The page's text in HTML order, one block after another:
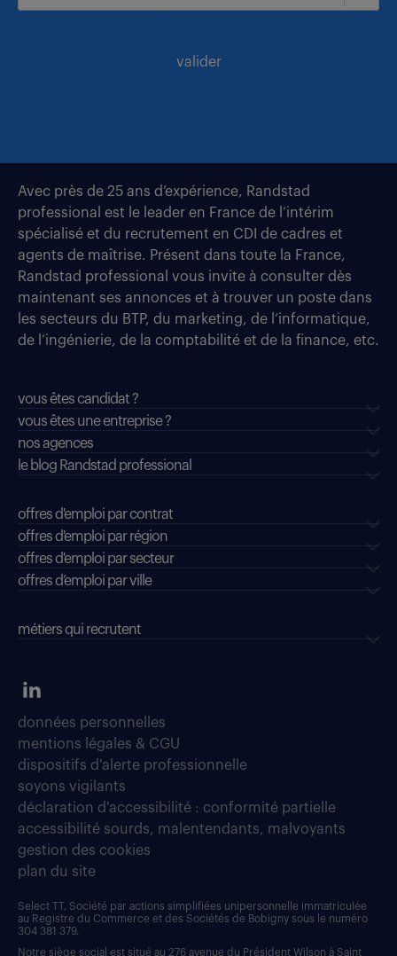
valider
Avec près de 25 ans d’expérience, Randstad
professional est le leader en France de l’intérim
spécialisé et du recrutement en CDI de cadres et
agents de maîtrise. Présent dans toute la France,
Randstad professional vous invite à consulter dès
maintenant ses annonces et à trouver un poste dans
les secteurs du BTP, du marketing, de l’informatique,
de l’ingénierie, de la comptabilité et de la finance, etc.
vous êtes candidat ?
vous êtes une entreprise ?
nos agences
le blog Randstad professional
offres d'emploi par contrat
offres d'emploi par région
offres d'emploi par secteur
offres d’emploi par ville
métiers qui recrutent
données personnelles
mentions légales & CGU
dispositifs d'alerte professionnelle
soyons vigilants
déclaration d'accessibilité : conformité partielle
accessibilité sourds, malentendants, malvoyants
gestion des cookies
plan du site
Select TT, Société par actions simplifiées unipersonnelle immatriculée
au Registre du Commerce et des Sociétés de Bobigny sous le numéro
304 381 379.
Notre siège social est situé au 276 avenue du Président Wilson à Saint